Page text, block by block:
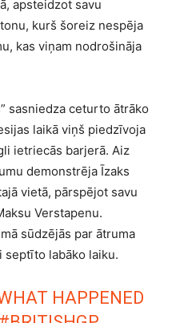
apsteidzot savu
kurš šoreiz nespēja
kas viņam nodrošināja
sasniedza ceturto ātrāko
laikā viņš piedzīvoja
ietriecās barjerā. Aiz
demonstrēja Īzaks
vietā, pārspējot savu
Verstapenu.
sūdzējās par ātruma
labāko laiku.
HAPPENED